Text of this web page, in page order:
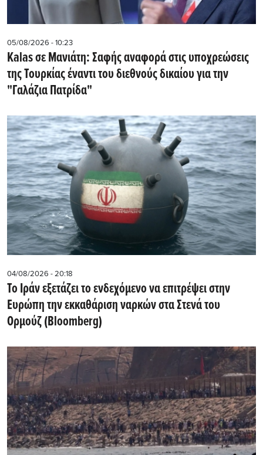
05/08/2026 - 10:23
Kalas σε Μανιάτη: Σαφής αναφορά στις υποχρεώσεις
της Τουρκίας έναντι του διεθνούς δικαίου για την
"Γαλάζια Πατρίδα"
04/08/2026 - 20:18
Το Ιράν εξετάζει το ενδεχόμενο να επιτρέψει στην
Ευρώπη την εκκαθάριση ναρκών στα Στενά του
Ορμούζ (Bloomberg)